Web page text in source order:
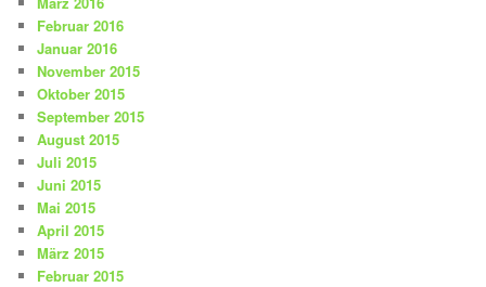
Februar 2016
Januar 2016
November 2015
Oktober 2015
September 2015
August 2015
Juli 2015
Juni 2015
Mai 2015
April 2015
März 2015
Februar 2015